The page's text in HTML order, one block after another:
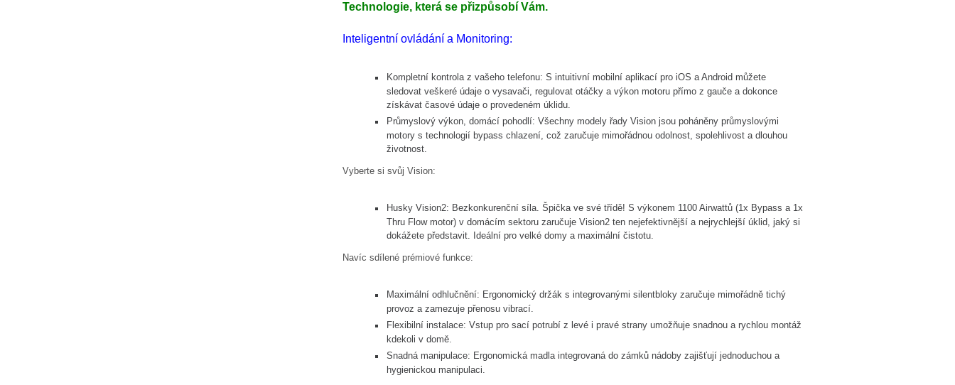
Technologie, která se přizpůsobí Vám.
Inteligentní ovládání a Monitoring:
Kompletní kontrola z vašeho telefonu: S intuitivní mobilní aplikací pro iOS a Android můžete
sledovat veškeré údaje o vysavači, regulovat otáčky a výkon motoru přímo z gauče a dokonce
získávat časové údaje o provedeném úklidu.
Průmyslový výkon, domácí pohodlí: Všechny modely řady Vision jsou poháněny průmyslovými
motory s technologií bypass chlazení, což zaručuje mimořádnou odolnost, spolehlivost a dlouhou
životnost.
Vyberte si svůj Vision:
Husky Vision2: Bezkonkurenční síla. Špička ve své třídě! S výkonem 1100 Airwattů (1x Bypass a 1x
Thru Flow motor) v domácím sektoru zaručuje Vision2 ten nejefektivnější a nejrychlejší úklid, jaký si
dokážete představit. Ideální pro velké domy a maximální čistotu.
Navíc sdílené prémiové funkce:
Maximální odhlučnění: Ergonomický držák s integrovanými silentbloky zaručuje mimořádně tichý
provoz a zamezuje přenosu vibrací.
Flexibilní instalace: Vstup pro sací potrubí z levé i pravé strany umožňuje snadnou a rychlou montáž
kdekoli v domě.
Snadná manipulace: Ergonomická madla integrovaná do zámků nádoby zajišťují jednoduchou a
hygienickou manipulaci.